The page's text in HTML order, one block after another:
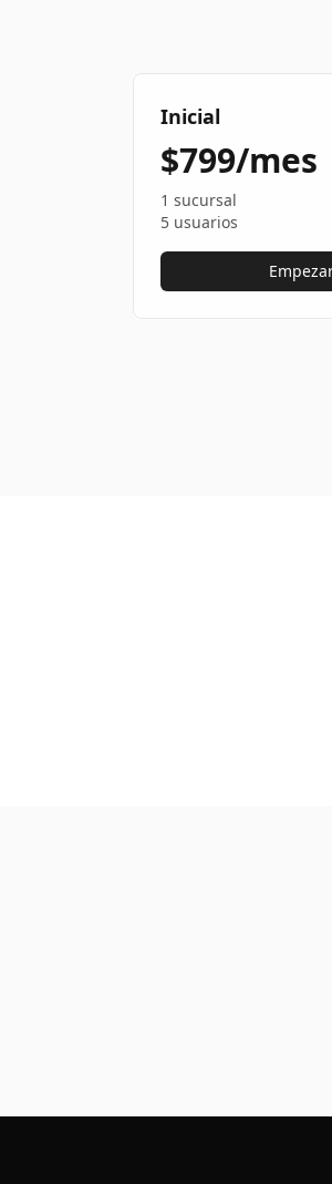
Inicial
$799/mes
1 sucursal
5 usuarios